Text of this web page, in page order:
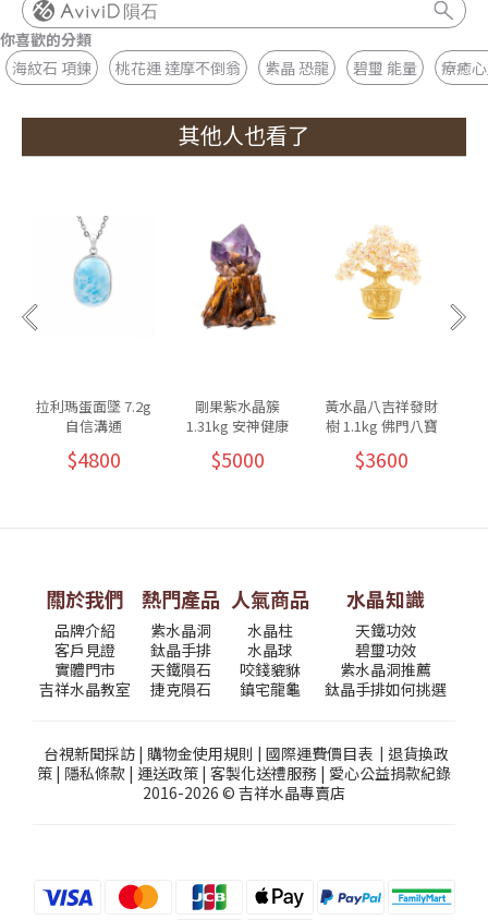
隕石
你喜歡的分類
海紋石 項鍊
桃花運 達摩不倒翁 紫晶 恐龍 碧璽 能量 療癒
其他人也看了
拉利瑪蛋面墜 7.2g
自信溝通
$4800
剛果紫水晶簇
1.31kg 安神健康
$5000
黃水晶八吉祥發財
樹 1.1kg 佛門八寶
$3600
關於我們
品牌介紹
客戶見證
實體門市
吉祥水晶教室
熱門產品
紫水晶洞
鈦晶手排
天鐵隕石
捷克隕石
人氣商品
水晶柱
水晶球
咬錢貔貅
鎮宅龍龜
水晶知識
天鐵功效
碧璽功效
紫水晶洞推薦
鈦晶手排如何挑選
台視新聞採訪| 購物金使用規則 | 國際運費價目表| 退貨換政
策 | 隱私條款 | 運送政策 | 客製化送禮服務 | 愛心公益捐款紀錄
2016-2026 © 吉祥水晶專賣店